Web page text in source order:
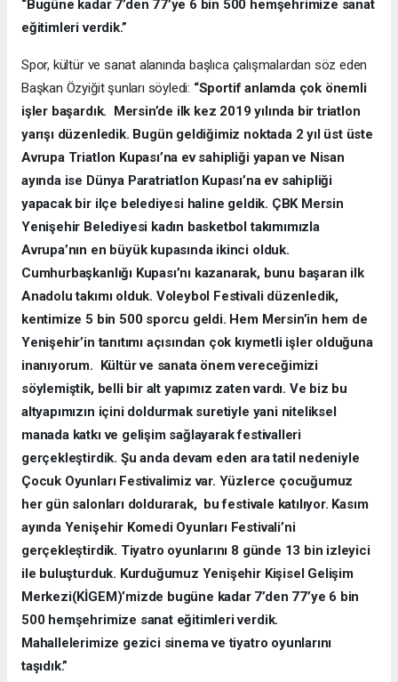
“Bugüne kadar 7’den 77’ye 6 bin 500 hemşehrimize sanat
eğitimleri verdik.”
Spor, kültür ve sanat alanında başlıca çalışmalardan söz eden
Başkan Özyiğit şunları söyledi: “Sportif anlamda çok önemli
işler başardık. Mersin’de ilk kez 2019 yılında bir triatlon
yarışı düzenledik. Bugün geldiğimiz noktada 2 yıl üst üste
Avrupa Triatlon Kupası’na ev sahipliği yapan ve Nisan
ayında ise Dünya Paratriatlon Kupası’na ev sahipliği
yapacak bir ilçe belediyesi haline geldik. ÇBK Mersin
Yenişehir Belediyesi kadın basketbol takımımızla
Avrupa’nın en büyük kupasında ikinci olduk.
Cumhurbaşkanlığı Kupası’nı kazanarak, bunu başaran ilk
Anadolu takımı olduk. Voleybol Festivali düzenledik,
kentimize 5 bin 500 sporcu geldi. Hem Mersin’in hem de
Yenişehir’in tanıtımı açısından çok kıymetli işler olduğuna
inanıyorum. Kültür ve sanata önem vereceğimizi
söylemiştik, belli bir alt yapımız zaten vardı. Ve biz bu
altyapımızın içini doldurmak suretiyle yani niteliksel
manada katkı ve gelişim sağlayarak festivalleri
gerçekleştirdik. Şu anda devam eden ara tatil nedeniyle
Çocuk Oyunları Festivalimiz var. Yüzlerce çocuğumuz
her gün salonları doldurarak, bu festivale katılıyor. Kasım
ayında Yenişehir Komedi Oyunları Festivali’ni
gerçekleştirdik. Tiyatro oyunlarını 8 günde 13 bin izleyici
ile buluşturduk. Kurduğumuz Yenişehir Kişisel Gelişim
Merkezi(KİGEM)’mizde bugüne kadar 7’den 77’ye 6 bin
500 hemşehrimize sanat eğitimleri verdik.
Mahallelerimize gezici sinema ve tiyatro oyunlarını
taşıdık.”